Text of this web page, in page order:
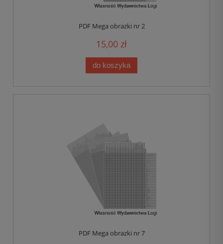
PDF Mega obrazki nr 2
15,00 zł
do koszyka
PDF Mega obrazki nr 7